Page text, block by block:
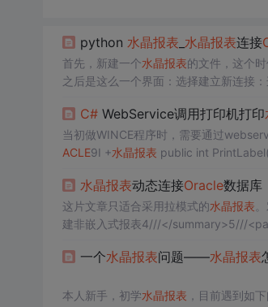
python 水晶报表 水晶报表连接
首先，新建一个水晶报表的文件，这个
之后是这么一个界面：选择建立新连接
C#WebService调用打印机打印
当初做WINCE程序时，需要通过
ACLE9I +水晶报表
水晶报表动态连接Oracle数据库
这片文章只适合采用拉模式的水晶报表
建非嵌入式报表4///</summary>5///
一个水晶报表问题——水晶报表
本人新手，初学水晶报表 ，目前遇到如